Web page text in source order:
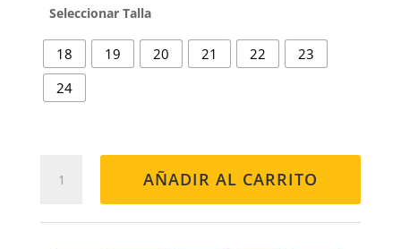
Talla
18 19 20 21 22
23
24
cantidad
AÑADIR AL CARRITO